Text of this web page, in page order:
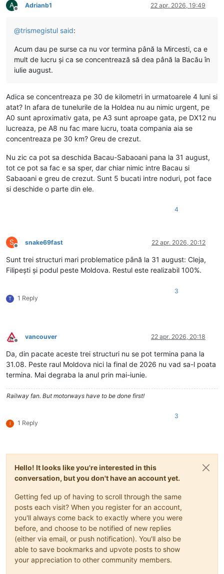
A
Deconectat
Adrianb1 22 apr. 2026, 19:49
@trismegistul said:
Acum dau pe surse ca nu vor termina până la Mircesti, ca e
mult de lucru și ca se concentrează să dea până la Bacău în
iulie august.
Adica se concentreaza pe 30 de kilometri in urmatoarele 4 luni si
atat? In afara de tunelurile de la Holdea nu au nimic urgent, pe
A0 sunt aproximativ gata, pe A3 sunt aproape gata, pe DX12 nu
lucreaza, pe A8 nu fac mare lucru, toata compania aia se
concentreaza pe 30 km? Greu de crezut.
Nu zic ca pot sa deschida Bacau-Sabaoani pana la 31 august,
tot ce pot sa fac e sa sper, dar chiar nimic intre Bacau si
Sabaoani e greu de crezut. Sunt 5 bucati intre noduri, pot face
si deschide o parte din ele.
4
S
Deconectat
snake69fast 22 apr. 2026, 20:12
Sunt trei structuri mari problematice până la 31 august: Cleja,
Filipești și podul peste Moldova. Restul este realizabil 100%.
T 1 Reply
3
Deconectat
vancouver 22 apr. 2026, 20:18
Da, din pacate aceste trei structuri nu se pot termina pana la
31.08. Peste raul Moldova nici la final de 2026 nu vad sa-l poata
termina. Mai degraba la anul prin mai-iunie.
Railway fan. But motorways have to be done first!
I 1 Reply
3
Hello! It looks like you're interested in this
conversation, but you don't have an account yet.
Getting fed up of having to scroll through the same
posts each visit? When you register for an account,
you'll always come back to exactly where you were
before, and choose to be notified of new replies
(either via email, or push notification). You'll also be
able to save bookmarks and upvote posts to show
your appreciation to other community members.